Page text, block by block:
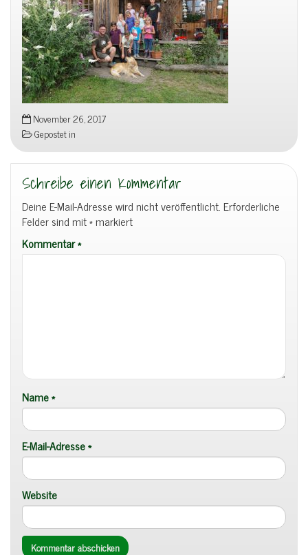
November 26, 2017
Gepostet in
Schreibe einen Kommentar
Deine E-Mail-Adresse wird nicht veröffentlicht. Erforderliche
Felder sind mit*markiert
Kommentar*
Name*
E-Mail-Adresse*
Website